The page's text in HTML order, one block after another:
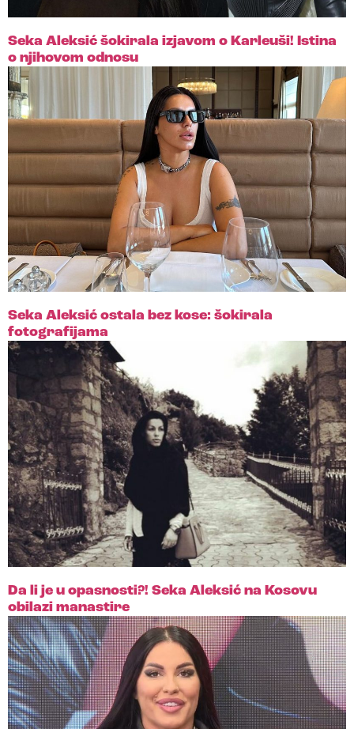
Seka Aleksić šokirala izjavom o Karleuši! Istina
o njihovom odnosu
Seka Aleksić ostala bez kose: šokirala
fotografijama
Da li je u opasnosti?! Seka Aleksić na Kosovu
obilazi manastire